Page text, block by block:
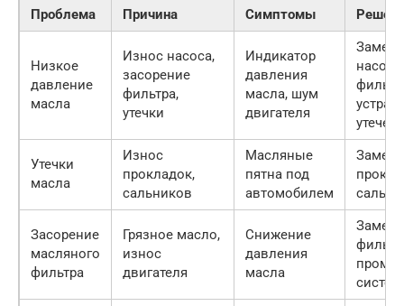
Проблема Причина Симптомы
Низкое
давление
масла
Износ насоса,
засорение
фильтра,
утечки
Индикатор
давления
масла, шум
двигателя
Замена
насоса,
утечек
Утечки
масла
Износ
прокладок,
сальников
Масляные
пятна под
автомобилем
Замена
Засорение
масляного
фильтра
Грязное масло,
износ
двигателя
Снижение
давления
масла
Замена